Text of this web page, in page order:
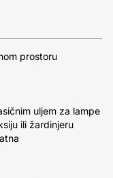
prostoru
uljem za lampe
ili žardinjeru